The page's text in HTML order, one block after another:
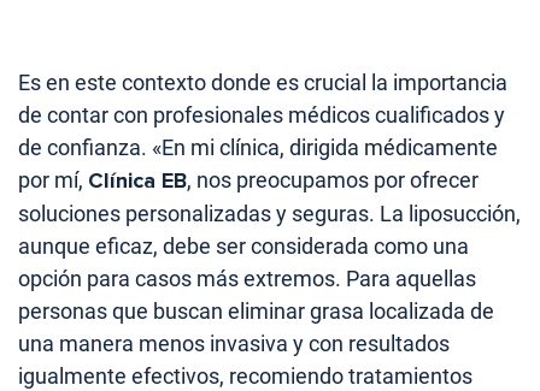
Es en este contexto donde es crucial la importancia
de contar con profesionales médicos cualificados y
de confianza. «En mi clínica, dirigida médicamente
por mí, Clínica EB, nos preocupamos por ofrecer
soluciones personalizadas y seguras. La liposucción,
aunque eficaz, debe ser considerada como una
opción para casos más extremos. Para aquellas
personas que buscan eliminar grasa localizada de
una manera menos invasiva y con resultados
igualmente efectivos, recomiendo tratamientos